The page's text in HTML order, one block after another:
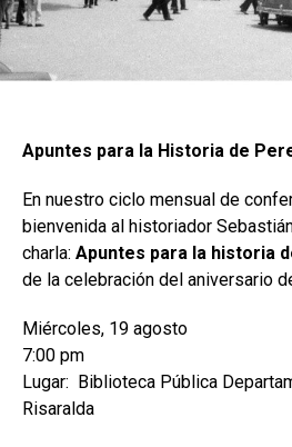
Apuntes para la Historia de
En nuestro ciclo mensual de
bienvenida al historiador
charla: Apuntes para la historia
de la celebración del aniversario
Miércoles, 19 agosto
7:00 pm
Lugar: Biblioteca Pública
Risaralda